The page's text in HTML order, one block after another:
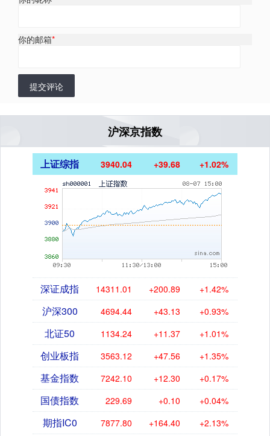
你的邮箱*
提交评论
沪深京指数
上证综指 3940.04 +39.68 +1.02%
深证成指 14311.01 +200.89 +1.42%
沪深300 4694.44 +43.13 +0.93%
北证50 1134.24 +11.37 +1.01%
创业板指 3563.12 +47.56 +1.35%
基金指数 7242.10 +12.30 +0.17%
国债指数 229.69 +0.10 +0.04%
期指IC0 7877.80 +164.40 +2.13%